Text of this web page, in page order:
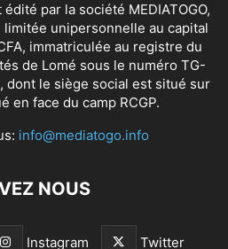
par la société MEDIATOGO,
unipersonnelle au capital
immatriculée au registre du
de Lomé sous le numéro TG-
dont le siège social est situé sur
en face du camp RCGP.
info@mediatogo.info
NOUS
Instagram Twitter